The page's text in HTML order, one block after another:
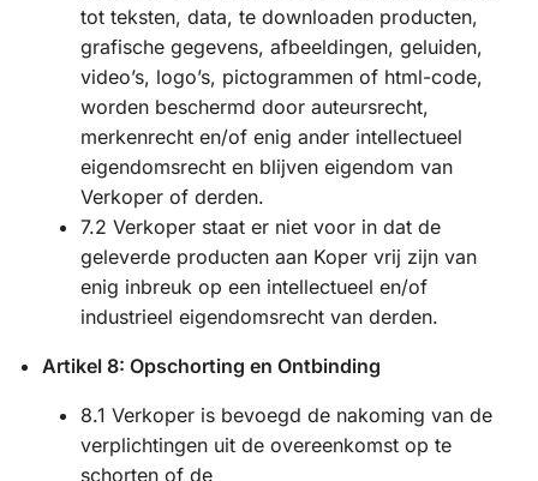
tot teksten, data, te downloaden producten,
grafische gegevens, afbeeldingen, geluiden,
video’s, logo’s, pictogrammen of html-code,
worden beschermd door auteursrecht,
merkenrecht en/of enig ander intellectueel
eigendomsrecht en blijven eigendom van
Verkoper of derden.
7.2 Verkoper staat er niet voor in dat de
geleverde producten aan Koper vrij zijn van
enig inbreuk op een intellectueel en/of
industrieel eigendomsrecht van derden.
Artikel 8: Opschorting en Ontbinding
8.1 Verkoper is bevoegd de nakoming van de
verplichtingen uit de overeenkomst op te
schorten of de